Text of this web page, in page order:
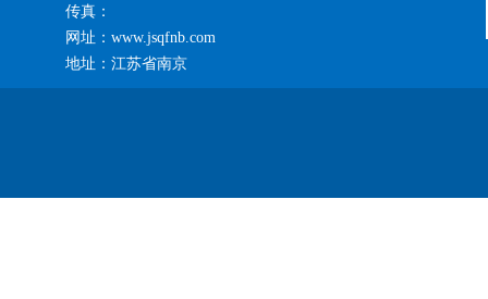
传真：
网址：www.jsqfnb.com
地址：江苏省南京